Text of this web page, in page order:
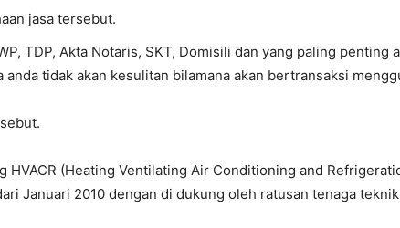
jasa tersebut.
TDP, Akta Notaris, SKT, Domisili dan yang paling penting
tidak akan kesulitan bilamana akan bertransaksi
HVACR (Heating Ventilating Air Conditioning and
Januari 2010 dengan di dukung oleh ratusan tenaga